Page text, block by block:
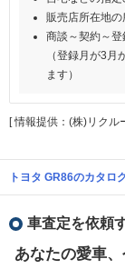
販売店所在地
商談～契約～
（登録月が3
ます）
[ 情報提供：(株)リクル
トヨタ GR86のカタロ
車査定を依頼
あなたの愛車、